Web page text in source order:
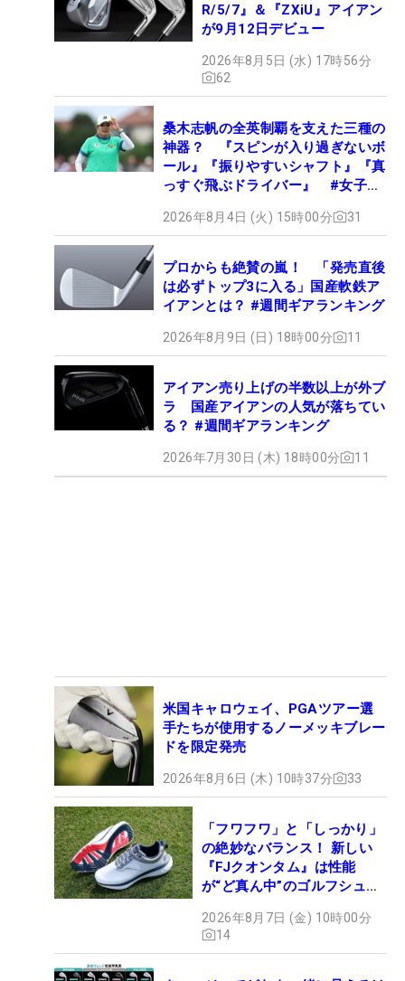
R/5/7』＆『ZXiU』アイアン
が9月12日デビュー
2026年8月5日 (水) 17時56分
62
桑木志帆の全英制覇を支えた三種の
神器？ 『スピンが入り過ぎないボ
ール』『振りやすいシャフト』『真
っすぐ飛ぶドライバー』 #女子プ
2026年8月4日 (火) 15時00分 31
プロからも絶賛の嵐！ 「発売直後
は必ずトップ3に入る」国産軟鉄ア
イアンとは？ #週間ギアランキング
2026年8月9日 (日) 18時00分 11
アイアン売り上げの半数以上が外ブ
ラ 国産アイアンの人気が落ちてい
る？ #週間ギアランキング
2026年7月30日 (木) 18時00分 11
米国キャロウェイ、PGAツアー選
手たちが使用するノーメッキブレー
ドを限定発売
2026年8月6日 (木) 10時37分 33
「フワフワ」と「しっかり」
の絶妙なバランス！ 新しい
『FJクオンタム』は性能
が“ど真ん中”のゴルフシュー
2026年8月7日 (金) 10時00分
14